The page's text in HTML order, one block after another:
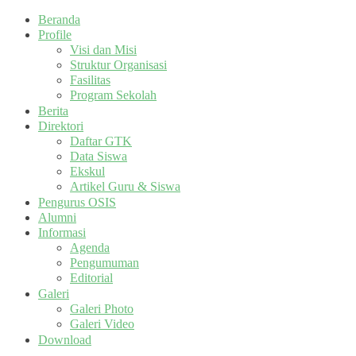
Beranda
Profile
Visi dan Misi
Struktur Organisasi
Fasilitas
Program Sekolah
Berita
Direktori
Daftar GTK
Data Siswa
Ekskul
Artikel Guru & Siswa
Pengurus OSIS
Alumni
Informasi
Agenda
Pengumuman
Editorial
Galeri
Galeri Photo
Galeri Video
Download